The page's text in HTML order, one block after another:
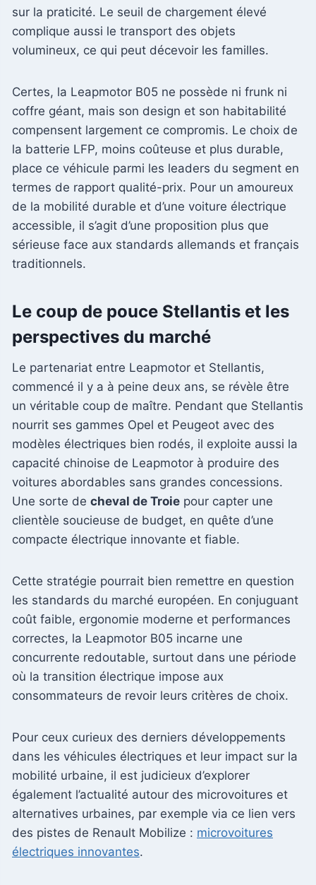
sur la praticité. Le seuil de chargement élevé
complique aussi le transport des objets
volumineux, ce qui peut décevoir les familles.
Certes, la Leapmotor B05 ne possède ni frunk ni
coffre géant, mais son design et son habitabilité
compensent largement ce compromis. Le choix de
la batterie LFP, moins coûteuse et plus durable,
place ce véhicule parmi les leaders du segment en
termes de rapport qualité-prix. Pour un amoureux
de la mobilité durable et d’une voiture électrique
accessible, il s’agit d’une proposition plus que
sérieuse face aux standards allemands et français
traditionnels.
Le coup de pouce Stellantis et les
perspectives du marché
Le partenariat entre Leapmotor et Stellantis,
commencé il y a à peine deux ans, se révèle être
un véritable coup de maître. Pendant que Stellantis
nourrit ses gammes Opel et Peugeot avec des
modèles électriques bien rodés, il exploite aussi la
capacité chinoise de Leapmotor à produire des
voitures abordables sans grandes concessions.
Une sorte de cheval de Troie pour capter une
clientèle soucieuse de budget, en quête d’une
compacte électrique innovante et fiable.
Cette stratégie pourrait bien remettre en question
les standards du marché européen. En conjuguant
coût faible, ergonomie moderne et performances
correctes, la Leapmotor B05 incarne une
concurrente redoutable, surtout dans une période
où la transition électrique impose aux
consommateurs de revoir leurs critères de choix.
Pour ceux curieux des derniers développements
dans les véhicules électriques et leur impact sur la
mobilité urbaine, il est judicieux d’explorer
également l’actualité autour des microvoitures et
alternatives urbaines, par exemple via ce lien vers
des pistes de Renault Mobilize : microvoitures
électriques innovantes.